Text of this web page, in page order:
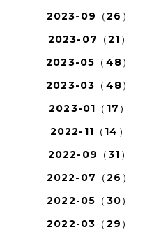
2023-09（26）
2023-07（21）
2023-05（48）
2023-03（48）
2023-01（17）
2022-11（14）
2022-09（31）
2022-07（26）
2022-05（30）
2022-03（29）